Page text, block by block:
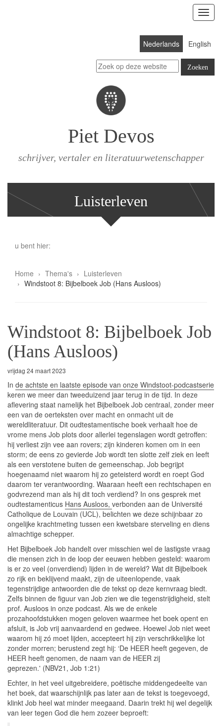
Toon
menu
Nederlands English
Piet Devos
schrijver, vertaler en literatuurwetenschapper
Luisterleven
u bent hier:
Home Thema's
Luisterleven
Windstoot 8: Bijbelboek Job (Hans Ausloos)
Windstoot 8: Bijbelboek Job
(Hans Ausloos)
vrijdag 24 maart 2023
In de achtste en laatste episode van onze Windstoot-podcastserie
keren we meer dan tweeduizend jaar terug in de tijd. In deze
aflevering staat namelijk het Bijbelboek Job centraal, zonder meer
een van de oerteksten over macht en onmacht uit de
wereldliteratuur. Dit oudtestamentische boek verhaalt hoe de
vrome mens Job plots door allerlei tegenslagen wordt getroffen:
hij verliest zijn vee aan rovers; zijn kinderen komen om in een
storm; de eens zo gevierde Job wordt ten slotte zelf ziek en leeft
als een verstotene buiten de gemeenschap. Job begrijpt
hoegenaamd niet waarom hij zo geteisterd wordt en roept God
daarom ter verantwoording. Waaraan heeft een rechtschapen en
godvrezend man als hij dit toch verdiend? In ons gesprek met
oudtestamenticus Hans Ausloos, verbonden aan de Université
Catholique de Louvain (UCL), belichten we deze schijnbaar zo
ongelijke krachtmeting tussen een kwetsbare sterveling en diens
almachtige schepper.
Het Bijbelboek Job handelt over misschien wel de lastigste vraag
die mensen zich in de loop der eeuwen hebben gesteld: waarom
is er zo veel (onverdiend) lijden in de wereld? Wat dit Bijbelboek
zo rijk en beklijvend maakt, zijn de uiteenlopende, vaak
tegenstrijdige antwoorden die de tekst op deze kernvraag biedt.
Zelfs binnen de figuur van Job zien we die tegenstrijdigheid, stelt
prof. Ausloos in onze podcast. Als we de enkele
prozahoofdstukken mogen geloven waarmee het boek opent en
afsluit, is Job vrij aanvaardend en gedwee. Hoewel Job niet weet
waarom hij zó moet lijden, accepteert hij zijn verschrikkelijke lot
zonder morren; berustend zegt hij: ‘De HEER heeft gegeven, de
HEER heeft genomen, de naam van de HEER zij
geprezen.' (NBV21, Job 1:21)
Echter, in het veel uitgebreidere, poëtische middengedeelte van
het boek, dat waarschijnlijk pas later aan de tekst is toegevoegd,
klinkt Job heel wat minder meegaand. Daarin trekt hij wel degelijk
van leer tegen God die hem zozeer beproeft: